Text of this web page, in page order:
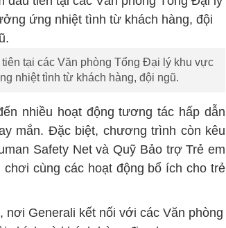
tại các Văn phòng Tổng Đại lý khu vực
nhiệt tình từ khách hàng, đội ngũ.
nhiều hoạt động tương tác hấp dẫn
mắn. Đặc biệt, chương trình còn kêu
Safety Net và Quỹ Bảo trợ Trẻ em
cùng các hoạt động bổ ích cho trẻ